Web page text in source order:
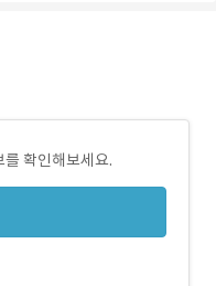
확인해보세요.